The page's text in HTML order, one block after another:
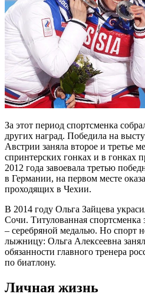
За этот период спортсменка
других наград. Победила на
Австрии заняла второе и третье
спринтерских гонках и в гонках
2012 года завоевала третью
в Германии, на первом месте
проходящих в Чехии.
В 2014 году Ольга Зайцева
Сочи. Титулованная спортсменка
– серебряной медалью. Но спорт
лыжницу: Ольга Алексеевна
обязанности главного тренера
по биатлону.
Личная жизнь